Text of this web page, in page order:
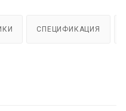
СПЕЦИФИКАЦИЯ